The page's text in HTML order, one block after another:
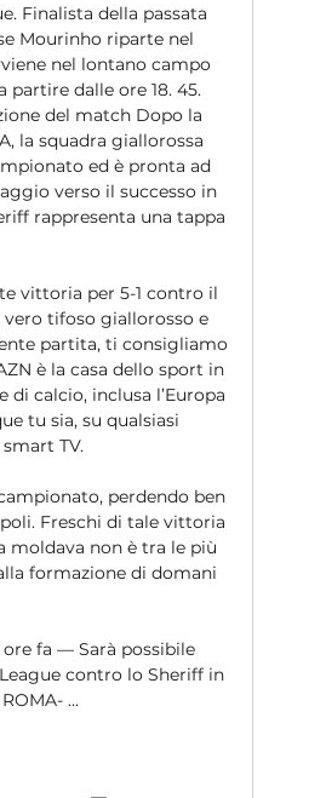
Finalista della passata
Mourinho riparte nel
nel lontano campo
dalle ore 18. 45.
del match Dopo la
la squadra giallorossa
ed è pronta ad
verso il successo in
rappresenta una tappa
vittoria per 5-1 contro il
tifoso giallorosso e
partita, ti consigliamo
è la casa dello sport in
calcio, inclusa l’Europa
tu sia, su qualsiasi
TV.
perdendo ben
Freschi di tale vittoria
moldava non è tra le più
formazione di domani
fa — Sarà possibile
contro lo Sheriff in
...